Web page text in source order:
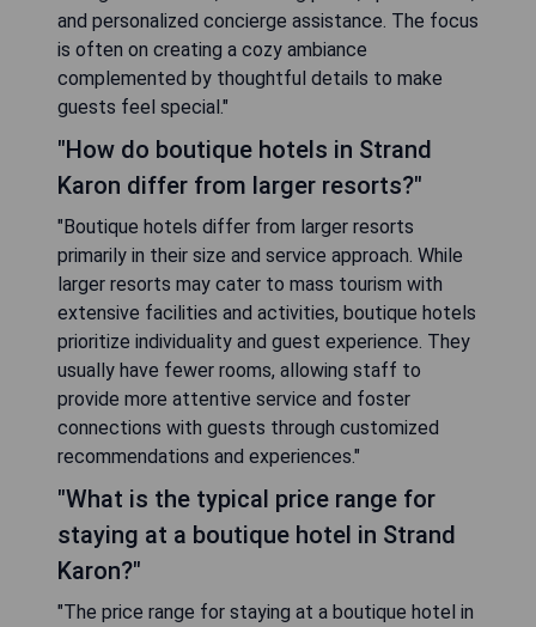
and personalized concierge assistance. The focus
is often on creating a cozy ambiance
complemented by thoughtful details to make
guests feel special."
"How do boutique hotels in Strand
Karon differ from larger resorts?"
"Boutique hotels differ from larger resorts
primarily in their size and service approach. While
larger resorts may cater to mass tourism with
extensive facilities and activities, boutique hotels
prioritize individuality and guest experience. They
usually have fewer rooms, allowing staff to
provide more attentive service and foster
connections with guests through customized
recommendations and experiences."
"What is the typical price range for
staying at a boutique hotel in Strand
Karon?"
"The price range for staying at a boutique hotel in